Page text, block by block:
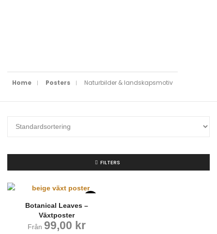
Home Posters Naturbilder & landskapsmotiv
FILTERS
Botanical Leaves –
Växtposter
Från 99,00 kr